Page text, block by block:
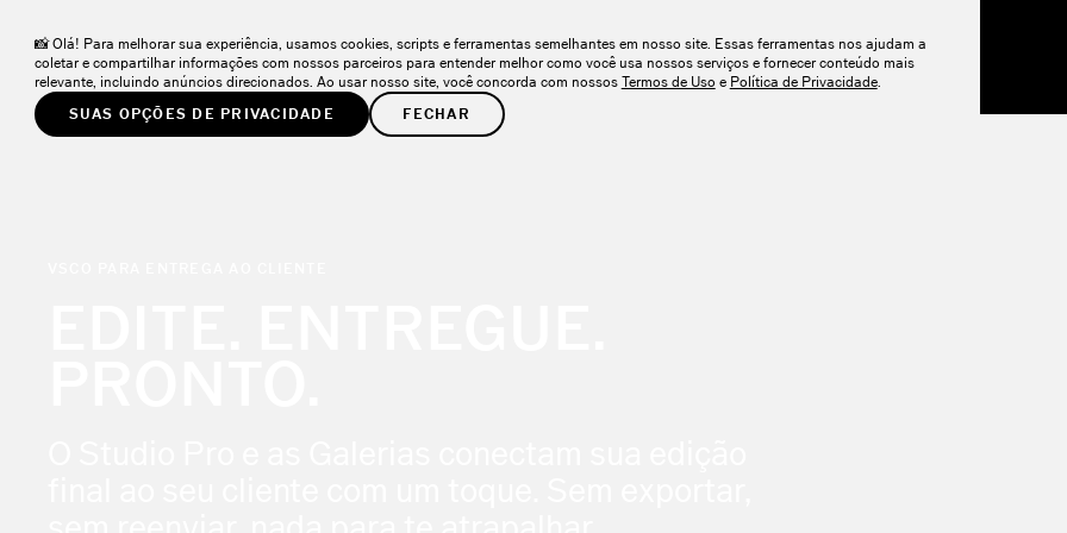
📸 Olá! Para melhorar sua experiência, usamos cookies, scripts e ferramentas semelhantes em nosso site. Essas ferramentas nos ajudam a
coletar e compartilhar informações com nossos parceiros para entender melhor como você usa nossos serviços e fornecer conteúdo mais
relevante, incluindo anúncios direcionados. Ao usar nosso site, você concorda com nossos Termos de Uso e Política de Privacidade.
SUAS OPÇÕES DE PRIVACIDADE
FECHAR
PRODUTOS SOLUÇÕES COMUNIDADE APRENDER PREÇOS